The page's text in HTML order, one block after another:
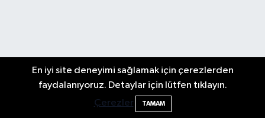
En iyi site deneyimi sağlamak için çerezlerden
faydalanıyoruz. Detaylar için lütfen tıklayın.
Çerezler
TAMAM